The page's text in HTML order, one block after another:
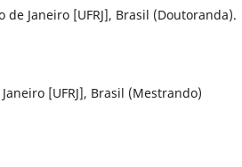
de Janeiro [UFRJ], Brasil (Doutoranda).
[UFRJ], Brasil (Mestrando)